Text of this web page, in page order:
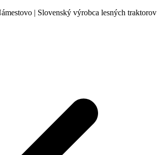
| Slovenský výrobca lesných traktorov